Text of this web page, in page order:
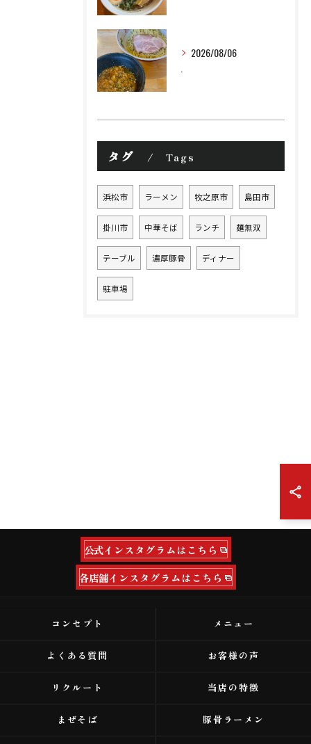
2026/08/06
タグ Tags
浜松市 ラーメン 牧之原市 島田市
掛川市 中華そば ランチ 麺無双
テーブル 濃厚豚骨 ディナー
駐車場
公式インスタグラムはこちら
各店舗インスタグラムはこちら
コンセプト メニュー
よくある質問 お客様の声
リクルート 当店の特徴
まぜそば 豚骨ラーメン